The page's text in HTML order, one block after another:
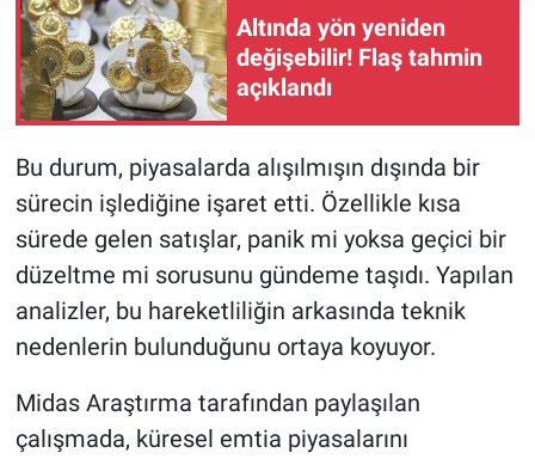
Altında yön yeniden
değişebilir! Flaş tahmin
açıklandı
Bu durum, piyasalarda alışılmışın dışında bir
sürecin işlediğine işaret etti. Özellikle kısa
sürede gelen satışlar, panik mi yoksa geçici bir
düzeltme mi sorusunu gündeme taşıdı. Yapılan
analizler, bu hareketliliğin arkasında teknik
nedenlerin bulunduğunu ortaya koyuyor.
Midas Araştırma tarafından paylaşılan
çalışmada, küresel emtia piyasalarını
Siyaset
Spor